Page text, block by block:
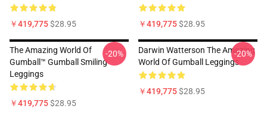
￥419,775$28.95 ￥419,775$28.95
The Amazing World Of
Gumball™ Gumball Smiling
Leggings
￥419,775$28.95
-20%
Darwin Watterson The Amazing
World Of Gumball Leggings
￥419,775$28.95
-20%